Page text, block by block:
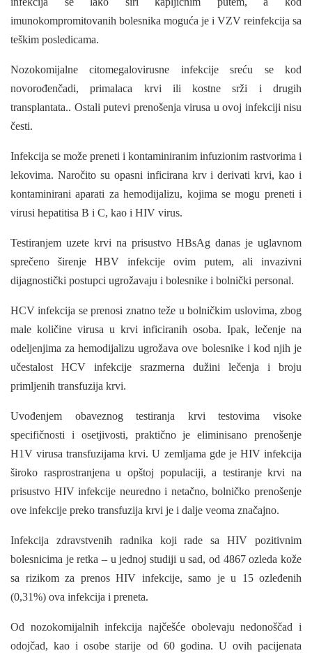
imunokompromitovanih bolesnika moguća je i VZV reinfekcija sa
teškim posledicama.
Nozokomijalne citomegalovirusne infekcije sreću se kod
novorođenčadi, primalaca krvi ili kostne srži i drugih
transplantata.. Ostali putevi prenošenja virusa u ovoj infekciji nisu
česti.
Infekcija se može preneti i kontaminiranim infuzionim rastvorima i
lekovima. Naročito su opasni inficirana krv i derivati krvi, kao i
konta­minirani aparati za hemodijalizu, kojima se mogu preneti i
virusi hepatitisa B i C, kao i HIV virus.
Testiranjem uzete krvi na prisustvo HBsAg danas je uglavnom
sprečeno širenje HBV infekci­je ovim putem, ali invazivni
dijagnostički postup­ci ugrožavaju i bolesnike i bolnički personal.
HCV infekcija se prenosi znatno teže u bolničkim uslovima, zbog
male količine virusa u krvi inficiranih osoba. Ipak, lečenje na
odeljenji­ma za hemodijalizu ugrožava ove bolesnike i kod njih je
učestalost HCV infekcije srazmerna dužini lečenja i broju
primljenih transfuzija krvi.
Uvođenjem obaveznog testiranja krvi testovi­ma visoke
specifičnosti i osetjivosti, praktično je eliminisano prenošenje
H1V virusa transfuzijama krvi. U zemljama gde je HIV infekcija
široko rasprostranjena u opštoj populaciji, a testiranje krvi na
prisustvo HIV infekcije neuredno i netačno, bolničko prenošenje
ove infekcije preko trans­fuzija krvi je i dalje veoma značajno.
Infekcija zdravstvenih radnika koji rade sa HIV pozitivnim
bolesnicima je retka – u jednoj studiji u sad, od 4867 ozleda kože
sa rizikom za prenos HIV infekcije, samo je u 15 ozleđenih
(0,31%) ova infekcija i preneta.
Od nozokomijalnih infekcija najčešće obolevaju nedonoščad i
odojčad, kao i osobe starije od 60 godina. U ovih pacijenata